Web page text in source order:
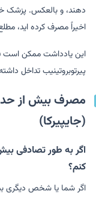
دهند، و بالعکس. پزشک
اخیراً مصرف کرده اید،
این یادداشت ممکن است
پیرتوبروتینیب تداخل
مصرف بیش از حد
(جایپیرکا)
اگر به طور تصادفی
کنم؟
اگر شما یا شخص دیگری